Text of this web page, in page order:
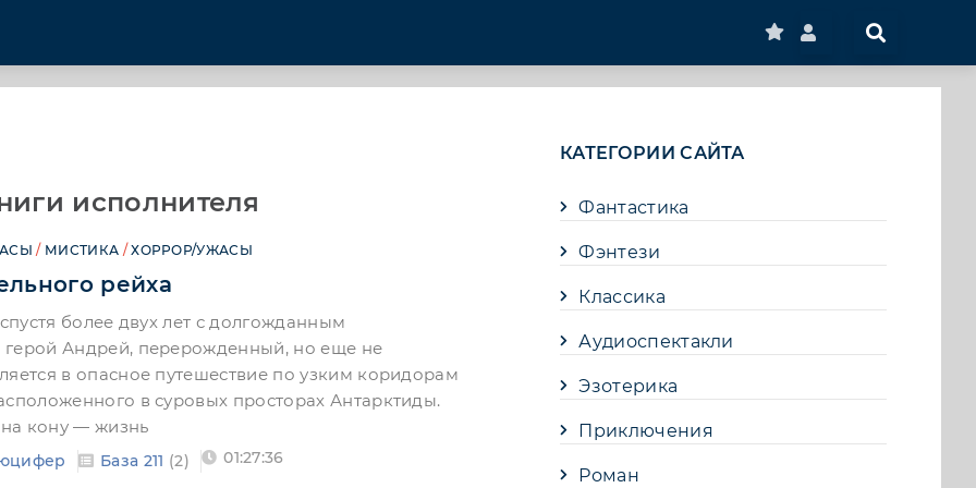
исполнителя
/ МИСТИКА /ХОРРОР/УЖАСЫ
рейха
более двух лет с долгожданным
Андрей, перерожденный, но еще не
в опасное путешествие по узким коридорам
в суровых просторах Антарктиды.
кону — жизнь
База 211 (2) 01:27:36
КАТЕГОРИИ САЙТА
Фантастика
Фэнтези
Классика
Аудиоспектакли
Эзотерика
Приключения
Роман